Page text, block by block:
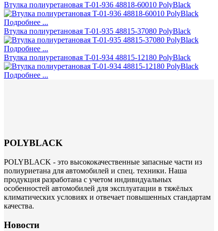
Втулка полиуретановая T-01-936 48818-60010 PolyBlack
Подробнее ...
Втулка полиуретановая T-01-935 48815-37080 PolyBlack
Подробнее ...
Втулка полиуретановая T-01-934 48815-12180 PolyBlack
Подробнее ...
POLYBLACK
POLYBLACK - это высококачественные запасные части из
полиуриетана для автомобилей и спец. техники. Наша
продукция разработана с учетом индивидуальных
особенностей автомобилей для эксплуатации в тяжёлых
климатических условиях и отвечает повышенных стандартам
качества.
Новости